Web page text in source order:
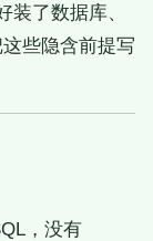
了数据库、
些隐含前提写
，没有